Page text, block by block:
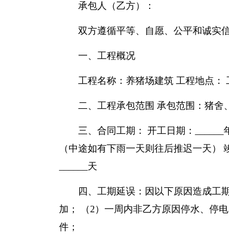
承包人（乙方）：
双方遵循平等、自愿、公平和诚实
一、工程概况
工程名称：养猪场建筑 工程地点：
二、工程承包范围 承包范围：猪
三、合同工期： 开工日期：______
（中途如有下雨一天则往后推迟一天）
______天
四、工期延误：因以下原因造成工
加； （2）一周内非乙方原因停水、停
件；